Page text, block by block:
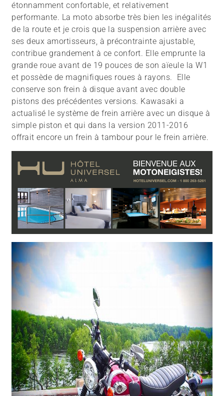
étonnamment confortable, et relativement
performante. La moto absorbe très bien les inégalités
de la route et je crois que la suspension arrière avec
ses deux amortisseurs, à précontrainte ajustable,
contribue grandement à ce confort. Elle emprunte la
grande roue avant de 19 pouces de son aïeule la W1
et possède de magnifiques roues à rayons. Elle
conserve son frein à disque avant avec double
pistons des précédentes versions. Kawasaki a
actualisé le système de frein arrière avec un disque à
simple piston et qui dans la version 2011-2016
offrait encore un frein à tambour pour le frein arrière.